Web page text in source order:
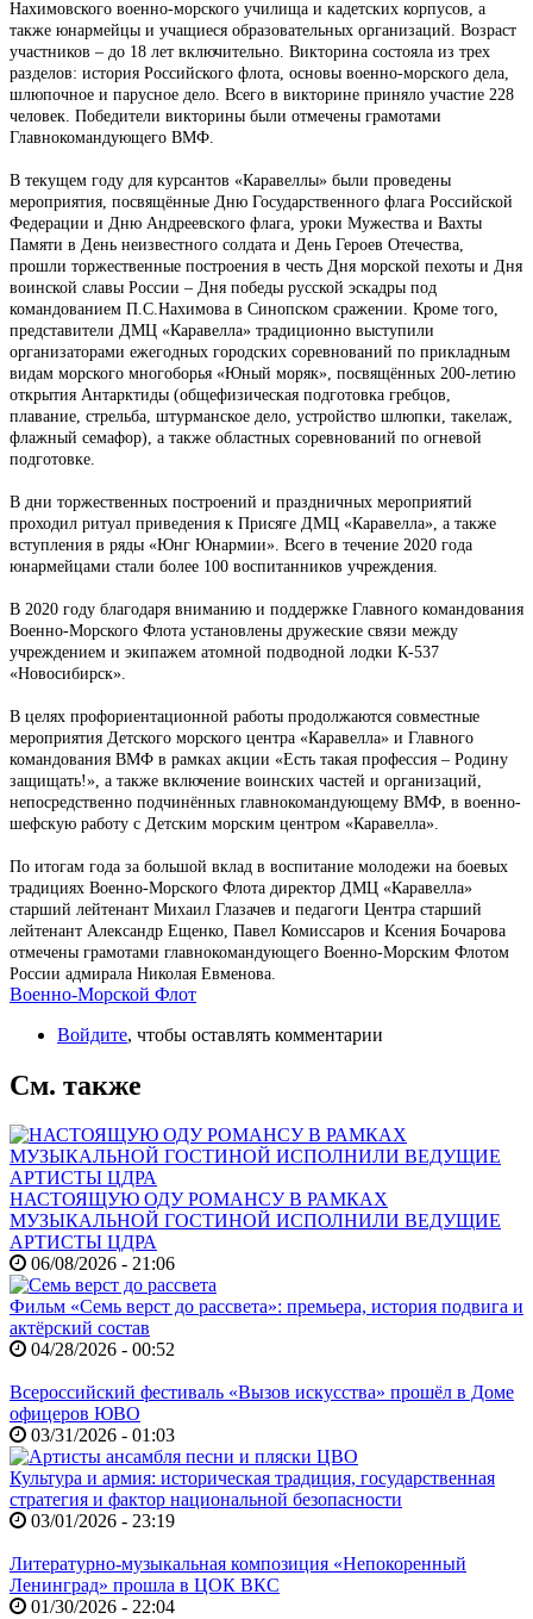
Нахимовского военно-морского училища и кадетских корпусов, а
также юнармейцы и учащиеся образовательных организаций. Возраст
участников – до 18 лет включительно. Викторина состояла из трех
разделов: история Российского флота, основы военно-морского дела,
шлюпочное и парусное дело. Всего в викторине приняло участие 228
человек. Победители викторины были отмечены грамотами
Главнокомандующего ВМФ.
В текущем году для курсантов «Каравеллы» были проведены
мероприятия, посвящённые Дню Государственного флага Российской
Федерации и Дню Андреевского флага, уроки Мужества и Вахты
Памяти в День неизвестного солдата и День Героев Отечества,
прошли торжественные построения в честь Дня морской пехоты и Дня
воинской славы России – Дня победы русской эскадры под
командованием П.С.Нахимова в Синопском сражении. Кроме того,
представители ДМЦ «Каравелла» традиционно выступили
организаторами ежегодных городских соревнований по прикладным
видам морского многоборья «Юный моряк», посвящённых 200-летию
открытия Антарктиды (общефизическая подготовка гребцов,
плавание, стрельба, штурманское дело, устройство шлюпки, такелаж,
флажный семафор), а также областных соревнований по огневой
подготовке.
В дни торжественных построений и праздничных мероприятий
проходил ритуал приведения к Присяге ДМЦ «Каравелла», а также
вступления в ряды «Юнг Юнармии». Всего в течение 2020 года
юнармейцами стали более 100 воспитанников учреждения.
В 2020 году благодаря вниманию и поддержке Главного командования
Военно-Морского Флота установлены дружеские связи между
учреждением и экипажем атомной подводной лодки К-537
«Новосибирск».
В целях профориентационной работы продолжаются совместные
мероприятия Детского морского центра «Каравелла» и Главного
командования ВМФ в рамках акции «Есть такая профессия – Родину
защищать!», а также включение воинских частей и организаций,
непосредственно подчинённых главнокомандующему ВМФ, в военно-
шефскую работу с Детским морским центром «Каравелла».
По итогам года за большой вклад в воспитание молодежи на боевых
традициях Военно-Морского Флота директор ДМЦ «Каравелла»
старший лейтенант Михаил Глазачев и педагоги Центра старший
лейтенант Александр Ещенко, Павел Комиссаров и Ксения Бочарова
отмечены грамотами главнокомандующего Военно-Морским Флотом
России адмирала Николая Евменова.
Военно-Морской Флот
Войдите, чтобы оставлять комментарии
См. также
НАСТОЯЩУЮ ОДУ РОМАНСУ В РАМКАХ
МУЗЫКАЛЬНОЙ ГОСТИНОЙ ИСПОЛНИЛИ ВЕДУЩИЕ
АРТИСТЫ ЦДРА
06/08/2026 - 21:06
Фильм «Семь верст до рассвета»: премьера, история подвига и
актёрский состав
04/28/2026 - 00:52
Всероссийский фестиваль «Вызов искусства» прошёл в Доме
офицеров ЮВО
03/31/2026 - 01:03
Культура и армия: историческая традиция, государственная
стратегия и фактор национальной безопасности
03/01/2026 - 23:19
Литературно-музыкальная композиция «Непокоренный
Ленинград» прошла в ЦОК ВКС
01/30/2026 - 22:04